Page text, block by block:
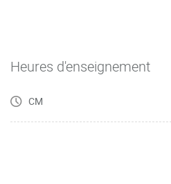
Heures d'enseignement
CM